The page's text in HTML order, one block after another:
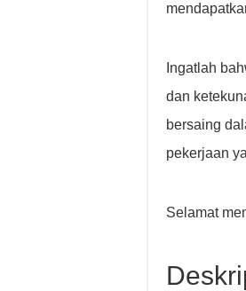
Ingatlah
dan
bersaing
pekerjaan
Selamat